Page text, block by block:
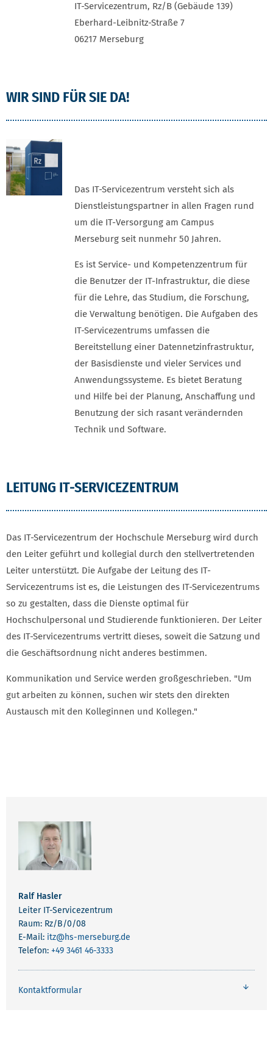
IT-Servicezentrum, Rz/B (Gebäude 139)
Eberhard-Leibnitz-Straße 7
06217 Merseburg
WIR SIND FÜR SIE DA!
Das IT-Servicezentrum versteht sich als
Dienstleistungspartner in allen Fragen rund
um die IT-Versorgung am Campus
Merseburg seit nunmehr 50 Jahren.
Es ist Service- und Kompetenzzentrum für
die Benutzer der IT-Infrastruktur, die diese
für die Lehre, das Studium, die Forschung,
die Verwaltung benötigen. Die Aufgaben des
IT-Servicezentrums umfassen die
Bereitstellung einer Datennetzinfrastruktur,
der Basisdienste und vieler Services und
Anwendungssysteme. Es bietet Beratung
und Hilfe bei der Planung, Anschaffung und
Benutzung der sich rasant verändernden
Technik und Software.
LEITUNG IT-SERVICEZENTRUM
Das IT-Servicezentrum der Hochschule Merseburg wird durch
den Leiter geführt und kollegial durch den stellvertretenden
Leiter unterstützt. Die Aufgabe der Leitung des IT-
Servicezentrums ist es, die Leistungen des IT-Servicezentrums
so zu gestalten, dass die Dienste optimal für
Hochschulpersonal und Studierende funktionieren. Der Leiter
des IT-Servicezentrums vertritt dieses, soweit die Satzung und
die Geschäftsordnung nicht anderes bestimmen.
Kommunikation und Service werden großgeschrieben. "Um
gut arbeiten zu können, suchen wir stets den direkten
Austausch mit den Kolleginnen und Kollegen."
Ralf Hasler
Leiter IT-Servicezentrum
Raum: Rz/B/0/08
E-Mail: itz@hs-merseburg.de
Telefon: +49 3461 46-3333
Kontaktformular